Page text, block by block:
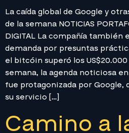
La caída global de Google y
de la semana NOTICIAS
DIGITAL La compañía
demanda por presuntas
el bitcóin superó los
semana, la agenda noticiosa
fue protagonizada por Google,
su servicio […]
Camino a